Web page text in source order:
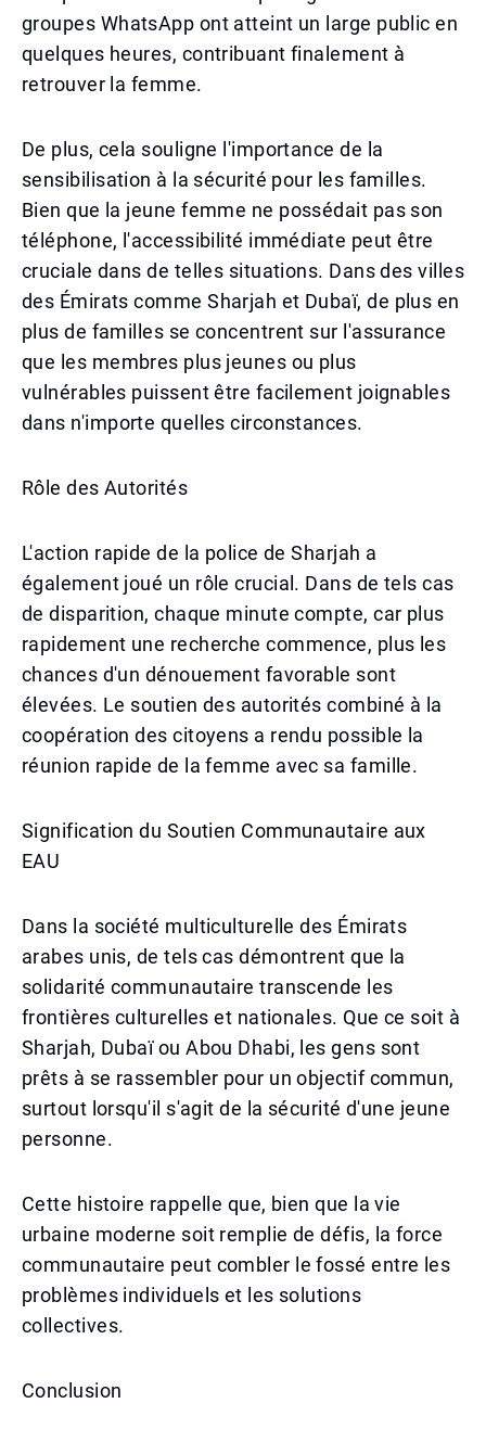
groupes WhatsApp ont atteint un large public en
quelques heures, contribuant finalement à
retrouver la femme.
De plus, cela souligne l'importance de la
sensibilisation à la sécurité pour les familles.
Bien que la jeune femme ne possédait pas son
téléphone, l'accessibilité immédiate peut être
cruciale dans de telles situations. Dans des villes
des Émirats comme Sharjah et Dubaï, de plus en
plus de familles se concentrent sur l'assurance
que les membres plus jeunes ou plus
vulnérables puissent être facilement joignables
dans n'importe quelles circonstances.
Rôle des Autorités
L'action rapide de la police de Sharjah a
également joué un rôle crucial. Dans de tels cas
de disparition, chaque minute compte, car plus
rapidement une recherche commence, plus les
chances d'un dénouement favorable sont
élevées. Le soutien des autorités combiné à la
coopération des citoyens a rendu possible la
réunion rapide de la femme avec sa famille.
Signification du Soutien Communautaire aux
EAU
Dans la société multiculturelle des Émirats
arabes unis, de tels cas démontrent que la
solidarité communautaire transcende les
frontières culturelles et nationales. Que ce soit à
Sharjah, Dubaï ou Abou Dhabi, les gens sont
prêts à se rassembler pour un objectif commun,
surtout lorsqu'il s'agit de la sécurité d'une jeune
personne.
Cette histoire rappelle que, bien que la vie
urbaine moderne soit remplie de défis, la force
communautaire peut combler le fossé entre les
problèmes individuels et les solutions
collectives.
Conclusion